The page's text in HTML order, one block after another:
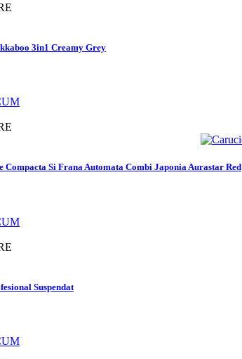
3in1 Creamy Grey
Compacta Si Frana Automata Combi Japonia Aurastar Red
Suspendat